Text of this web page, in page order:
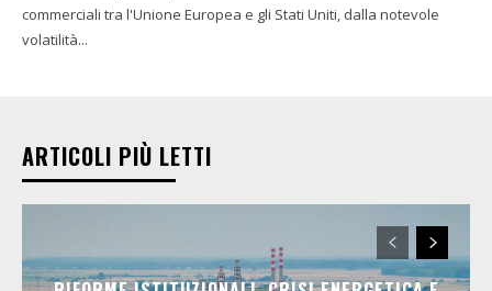
commerciali tra l'Unione Europea e gli Stati Uniti, dalla notevole
volatilità...
ARTICOLI PIÙ LETTI